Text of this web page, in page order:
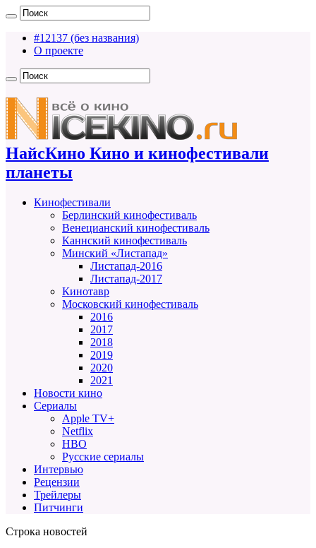
#12137 (без названия)
О проекте
НайсКино Кино и кинофестивали
планеты
Кинофестивали
Берлинский кинофестиваль
Венецианский кинофестиваль
Каннский кинофестиваль
Минский «Листапад»
Листапад-2016
Листапад-2017
Кинотавр
Московский кинофестиваль
2016
2017
2018
2019
2020
2021
Новости кино
Сериалы
Apple TV+
Netflix
HBO
Русские сериалы
Интервью
Рецензии
Трейлеры
Питчинги
Строка новостей